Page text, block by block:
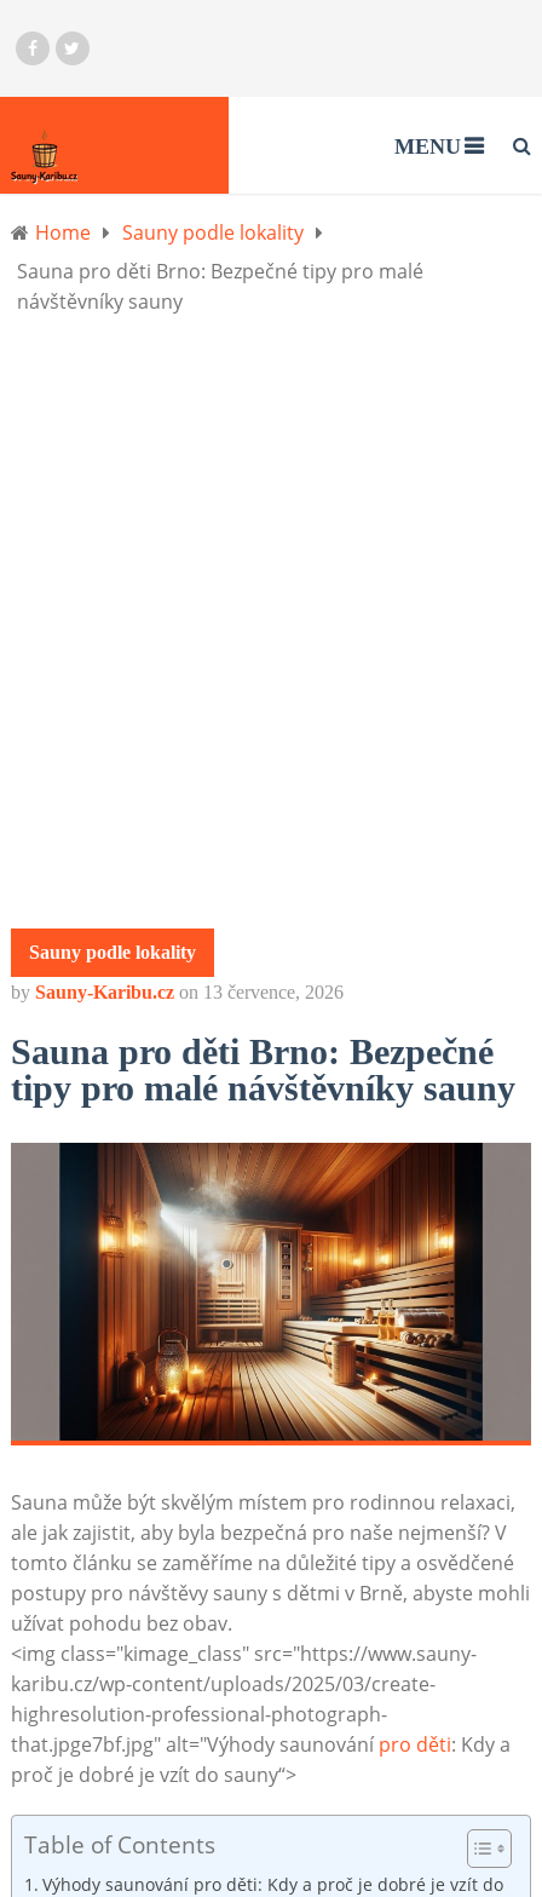
MENU
Home
Sauny podle lokality
Sauna pro děti Brno: Bezpečné tipy pro malé
návštěvníky sauny
Sauny podle lokality
by Sauny-Karibu.cz on 13 července, 2026
Sauna pro děti Brno: Bezpečné
tipy pro malé návštěvníky sauny
Sauna může být‌ skvělým místem pro rodinnou⁣ relaxaci,
ale ‍jak zajistit, aby byla​ bezpečná pro naše nejmenší? V‍
tomto článku se zaměříme ⁤na důležité tipy a osvědčené
postupy ​pro návštěvy sauny ⁤s dětmi v Brně, abyste mohli
užívat‌ pohodu bez obav.
<img class="kimage_class" src="https://www.sauny-
karibu.cz/wp-content/uploads/2025/03/create-
highresolution-professional-photograph-
that.jpge7bf.jpg" alt="Výhody saunovánípro děti: Kdy‌ a ​
proč je dobré je vzít do sauny“>
Table of Contents
Výhody saunování pro děti: Kdy a proč je dobré​ je vzít do